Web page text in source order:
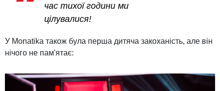
час тихої години ми
цілувалися!
У Monatikа також була перша дитяча закоханість, але він
нічого не пам'ятає: